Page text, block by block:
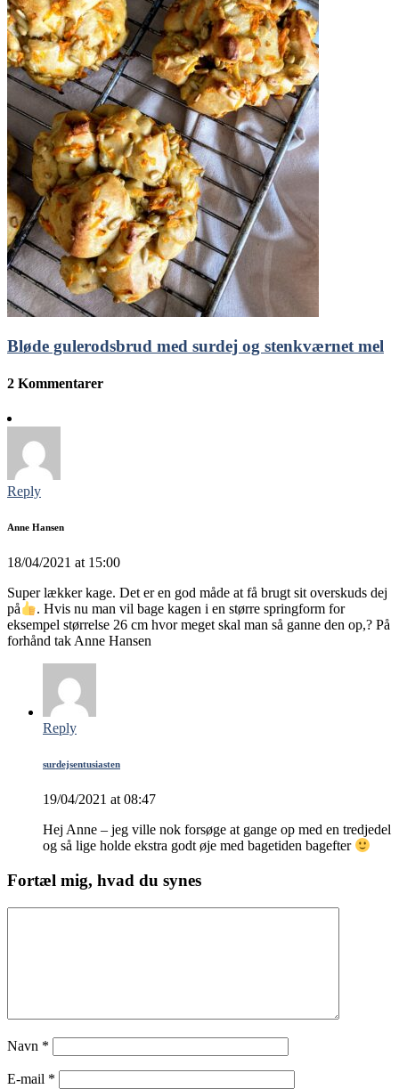
Bløde gulerodsbrud med surdej og stenkværnet mel
2 Kommentarer
Reply
Anne Hansen
18/04/2021 at 15:00
Super lækker kage. Det er en god måde at få brugt sit overskuds dej
på
. Hvis nu man vil bage kagen i en større springform for
eksempel størrelse 26 cm hvor meget skal man så ganne den op,? På
forhånd tak Anne Hansen
Reply
surdejsentusiasten
19/04/2021 at 08:47
Hej Anne – jeg ville nok forsøge at gange op med en tredjedel
og så lige holde ekstra godt øje med bagetiden bagefter
Fortæl mig, hvad du synes
Navn *
E-mail *